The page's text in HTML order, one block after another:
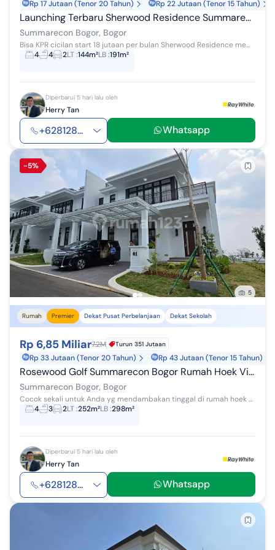
Rp 17 Jutaan (Tenor 20 Tahun) Rp 22 Jutaan (Tenor 15 Tahun)
Launching Terbaru Sherwood Residence Summarecon Bogor, Cluster dengan Panorama 360
Summarecon Bogor, Bogor
Bisa KPR cicilan start 18 jutaan per bulan Sherwood Residence memiliki view 360 derajat krn berada di atas bukit, merupakan lokasi baru yg dikemba...
4
4 2LT:144m²LB:191m²
Diperbarui 5 hari lalu oleh
Herry Tan
+628128... Whatsapp
5
-5%
Rumah Premier Dekat Pusat Perbelanjaan Dekat Sekolah
Rp 6,85 Miliar7.2M Turun 351 Jutaan
Rp 33 Jutaan (Tenor 20 Tahun) Rp 43 Jutaan (Tenor 15 Tahun)
Rosewood Golf Summarecon Bogor Rumah Hoek View Terbaik - View Lepas
Summarecon Bogor, Bogor
Cocok sekali untuk Anda yg mendambakan tinggal di rumah hoek dengan bonus view terbaik di cluster Rosewood Golf Residence Summarecon Bogor. Rumah ...
4
3 2LT:252m²LB:298m²
Diperbarui 5 hari lalu oleh
Herry Tan
+628128... Whatsapp